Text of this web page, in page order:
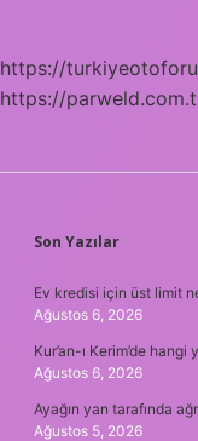
https://
https://
Son Yazılar
Ev kredisi için üst limit
Ağustos 6, 2026
Kur’an-ı Kerim’de
Ağustos 6, 2026
Ayağın yan tarafında
Ağustos 5, 2026